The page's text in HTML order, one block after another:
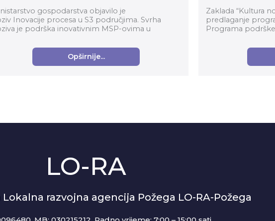
gospodarstva objavilo je
Inovacije procesa u S3 područjima. Svrha
je podrška inovativnim MSP-ovima u
proizvoda...
Opširnije...
Zaklada “Kultura
predlaganje
Programa
umjetnost za...
LO-RA
razvojna agencija Požega LO-RA-Požega